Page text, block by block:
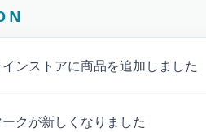
報
ンストアに商品を追加しました
ークが新しくなりました